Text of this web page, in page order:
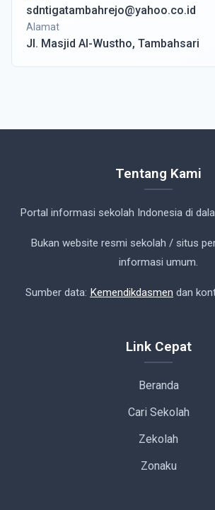
sdntigatambahrejo@yahoo.co.id
Alamat
Jl. Masjid Al-Wustho, Tambahsari
Tentang Kami
Portal informasi sekolah Indonesia di
Bukan website resmi sekolah / situs
informasi umum.
Sumber data: Kemendikdasmen dan
Link Cepat
Beranda
Cari Sekolah
Zekolah
Zonaku